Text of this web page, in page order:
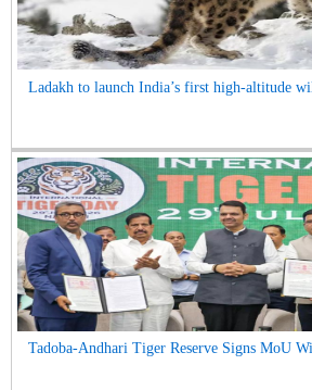
Ladakh to launch India’s first high-altitude
Tadoba-Andhari Tiger Reserve Signs MoU